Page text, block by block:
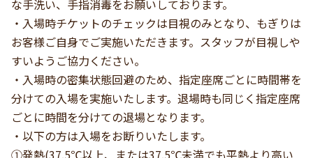
な手洗い、手指消毒をお願いしております。
・入場時チケットのチェックは目視のみとなり、もぎりは
お客様ご自身でご実施いただきます。スタッフが目視しや
すいようご協力ください。
・入場時の密集状態回避のため、指定座席ごとに時間帯を
分けての入場を実施いたします。退場時も同じく指定座席
ごとに時間を分けての退場となります。
・以下の方は入場をお断りいたします。
①発熱(37.5℃以上、または37.5℃未満でも平熱より高い